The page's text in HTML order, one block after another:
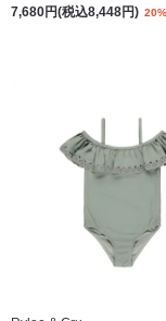
7,680円(税込8,448円)